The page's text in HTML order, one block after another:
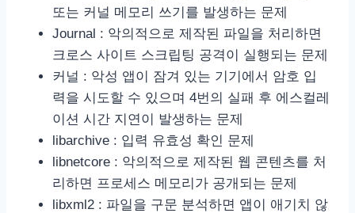
또는 커널 메모리 쓰기를 발생하는 문제
Journal : 악의적으로 제작된 파일을 처리하면
크로스 사이트 스크립팅 공격이 실행되는 문제
커널 : 악성 앱이 잠겨 있는 기기에서 암호 입
력을 시도할 수 있으며 4번의 실패 후 에스컬레
이션 시간 지연이 발생하는 문제
libarchive : 입력 유효성 확인 문제
libnetcore : 악의적으로 제작된 웹 콘텐츠를 처
리하면 프로세스 메모리가 공개되는 문제
libxml2 : 파일을 구문 분석하면 앱이 애기치 않